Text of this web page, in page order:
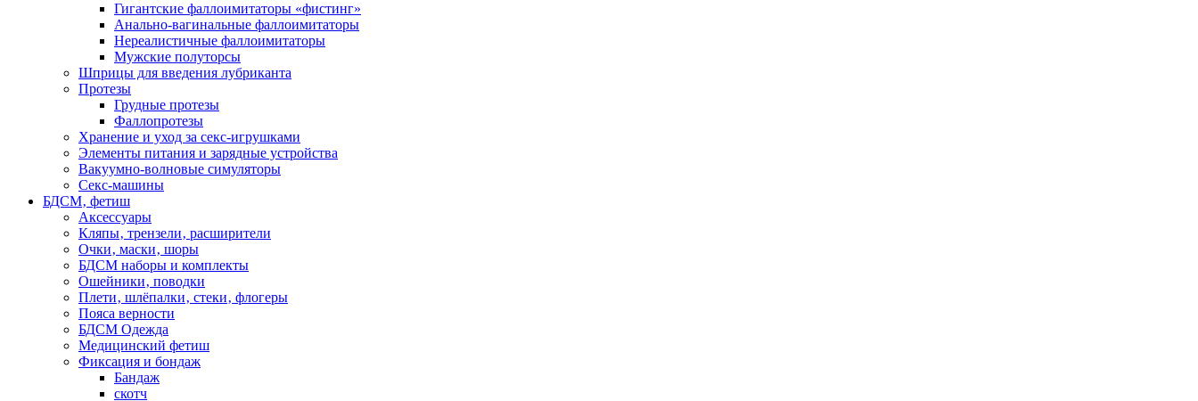
Гигантские фаллоимитаторы «фистинг»
Анально-вагинальные фаллоимитаторы
Нереалистичные фаллоимитаторы
Мужские полуторсы
Шприцы для введения лубриканта
Протезы
Грудные протезы
Фаллопротезы
Хранение и уход за секс-игрушками
Элементы питания и зарядные устройства
Вакуумно-волновые симуляторы
Секс-машины
БДСМ‚ фетиш
Аксессуары
Кляпы‚ трензели‚ расширители
Очки‚ маски‚ шоры
БДСМ наборы и комплекты
Ошейники‚ поводки
Плети‚ шлёпалки‚ стеки‚ флогеры
Пояса верности
БДСМ Одежда
Медицинский фетиш
Фиксация и бондаж
Бандаж
скотч